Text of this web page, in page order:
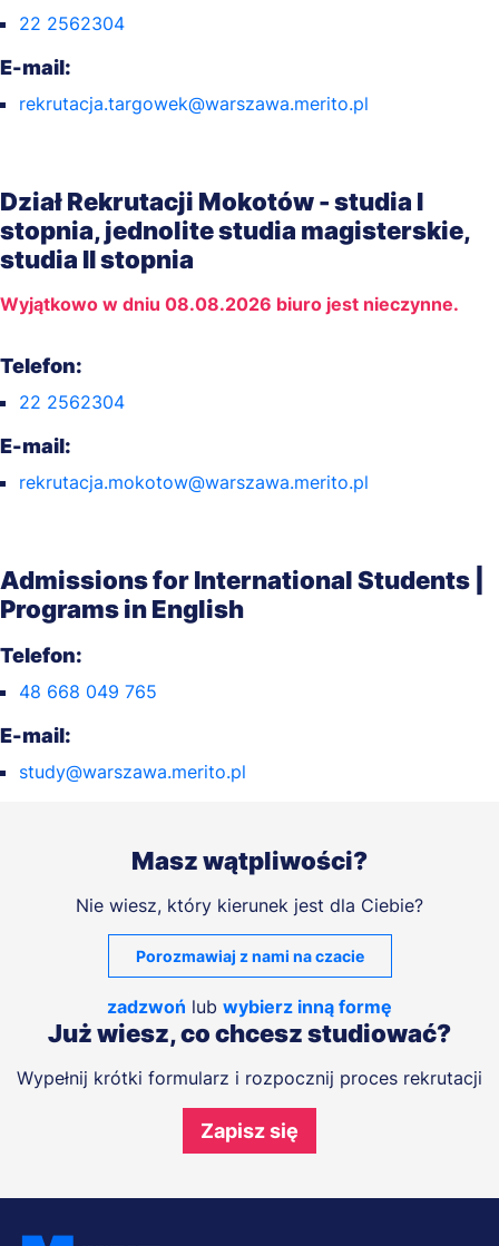
22 2562304
E-mail:
rekrutacja.targowek@warszawa.merito.pl
Dział Rekrutacji Mokotów - studia I
stopnia, jednolite studia magisterskie,
studia II stopnia
Wyjątkowo w dniu 08.08.2026 biuro jest nieczynne.
Telefon:
22 2562304
E-mail:
rekrutacja.mokotow@warszawa.merito.pl
Admissions for International Students |
Programs in English
Telefon:
48 668 049 765
E-mail:
study@warszawa.merito.pl
Masz wątpliwości?
Nie wiesz, który kierunek jest dla Ciebie?
Porozmawiaj z nami na czacie
zadzwoń lub wybierz inną formę
Już wiesz, co chcesz studiować?
Wypełnij krótki formularz i rozpocznij proces rekrutacji
Zapisz się